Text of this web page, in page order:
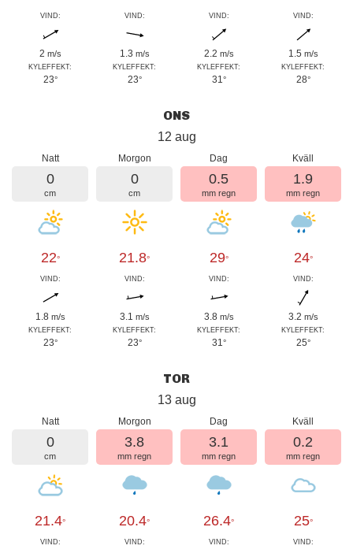
VIND:
2 m/s
KYLEFFEKT:
23°
VIND:
1.3 m/s
KYLEFFEKT:
23°
VIND:
2.2 m/s
KYLEFFEKT:
31°
VIND:
1.5 m/s
KYLEFFEKT:
28°
ONS
12 aug
Natt
0
cm
22°
VIND:
1.8 m/s
KYLEFFEKT:
23°
Morgon
0
cm
21.8°
VIND:
3.1 m/s
KYLEFFEKT:
23°
Dag
0.5
mm regn
29°
VIND:
3.8 m/s
KYLEFFEKT:
31°
Kväll
1.9
mm regn
24°
VIND:
3.2 m/s
KYLEFFEKT:
25°
TOR
13 aug
Natt
0
cm
21.4°
VIND:
Morgon
3.8
mm regn
20.4°
VIND:
Dag
3.1
mm regn
26.4°
VIND:
Kväll
0.2
mm regn
25°
VIND: